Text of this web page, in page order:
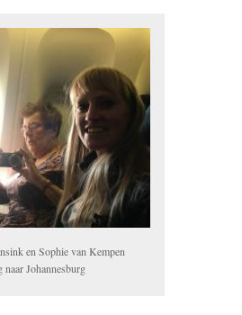
en Sophie van Kempen
naar Johannesburg